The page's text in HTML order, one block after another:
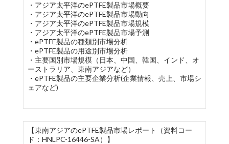
・アジア太平洋のePTFE製品市場概要
・アジア太平洋のePTFE製品市場動向
・アジア太平洋のePTFE製品市場規模
・アジア太平洋のePTFE製品市場予測
・ePTFE製品の種類別市場分析
・ePTFE製品の用途別市場分析
・主要国別市場規模（日本、中国、韓国、インド、オ
ーストラリア、東南アジアなど）
・ePTFE製品の主要企業分析(企業情報、売上、市場シ
ェアなど)
【東南アジアのePTFE製品市場レポート（資料コー
ド：HNLPC-16446-SA）】